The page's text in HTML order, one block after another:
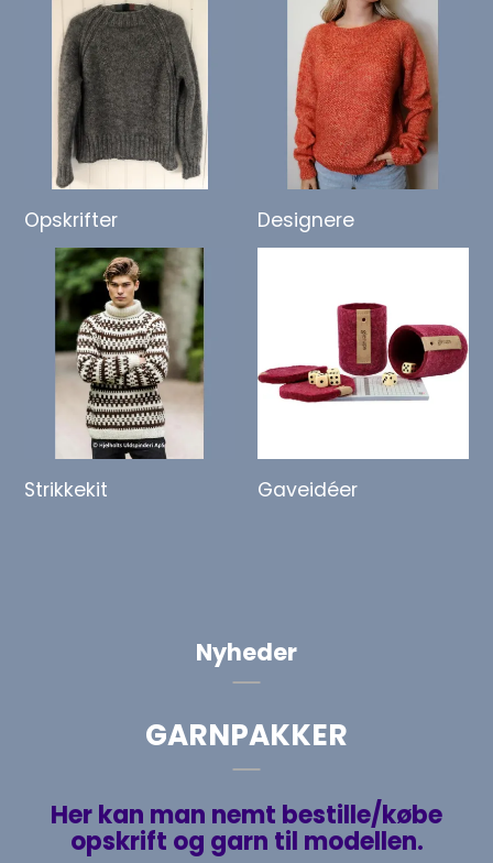
Opskrifter Designere
Strikkekit Gaveidéer
Nyheder
GARNPAKKER
Her kan man nemt bestille/købe
opskrift og garn til modellen.